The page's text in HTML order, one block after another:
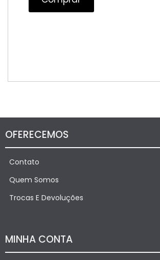
OFERECEMOS
Contato
Quem Somos
Trocas E Devoluções
MINHA CONTA